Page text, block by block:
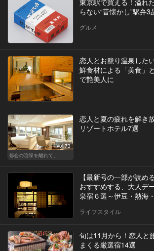
らない“昔懐かし”駅弁3
グルメ
恋人とお籠り温泉した
鮮食材による「美食」
で艶美人に
Vol.73
都会の喧噪を離れて。
恋人と夏の疲れを解き
リゾートホテル7選
【最新号の一部が読め
おすすめする、大人デ
泉宿６選～伊豆・熱海
ライフスタイル
旬は11月から！恋人と
まくる厳選宿14選